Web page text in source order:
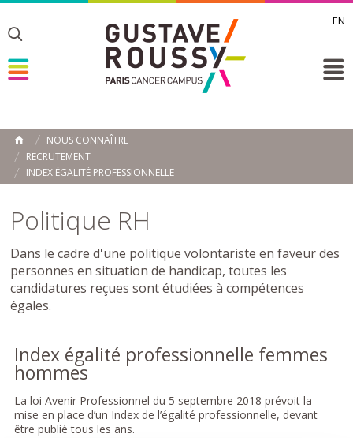
EN
Toggle
Toggle
Toggle
ACCUEIL
NOUS CONNAÎTRE
RECRUTEMENT
INDEX ÉGALITÉ PROFESSIONNELLE
Politique RH
Dans le cadre d'une politique volontariste en faveur des
personnes en situation de handicap, toutes les
candidatures reçues sont étudiées à compétences
égales.
Index égalité professionnelle femmes
hommes
La loi Avenir Professionnel du 5 septembre 2018 prévoit la
mise en place d’un Index de l’égalité professionnelle, devant
être publié tous les ans.